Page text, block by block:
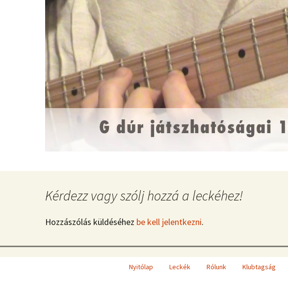
Kérdezz vagy szólj hozzá a leckéhez!
Hozzászólás küldéséhez be kell jelentkezni.
Nyitólap Leckék Rólunk Klubtagság